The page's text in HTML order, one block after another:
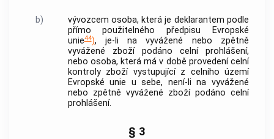
b)
vývozcem osoba, která je deklarantem podle
přímo použitelného předpisu Evropské
unie44), je-li na vyvážené nebo zpětně
vyvážené zboží podáno celní prohlášení,
nebo osoba, která má v době provedení celní
kontroly zboží vystupující z celního území
Evropské unie u sebe, není-li na vyvážené
nebo zpětně vyvážené zboží podáno celní
prohlášení.
§ 3